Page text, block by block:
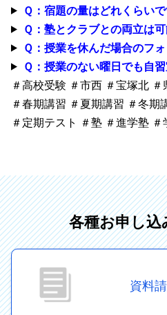
Ｑ：宿題の量はどれくらい
Ｑ：塾とクラブとの両立は
Ｑ：授業を休んだ場合のフ
Ｑ：授業のない曜日でも自
＃高校受験 ＃市西 ＃宝塚北
＃春期講習 ＃夏期講習 ＃冬期
＃定期テスト ＃塾 ＃進学塾 ＃
各種お申し
資料